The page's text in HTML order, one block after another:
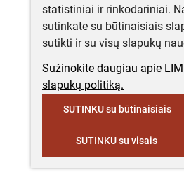
statistiniai ir rinkodariniai.
sutinkate su būtinaisiais
sutikti ir su visų slapukų
Sužinokite daugiau apie
slapukų politiką.
SUTINKU su būtinaisiais
SUTINKU su visais